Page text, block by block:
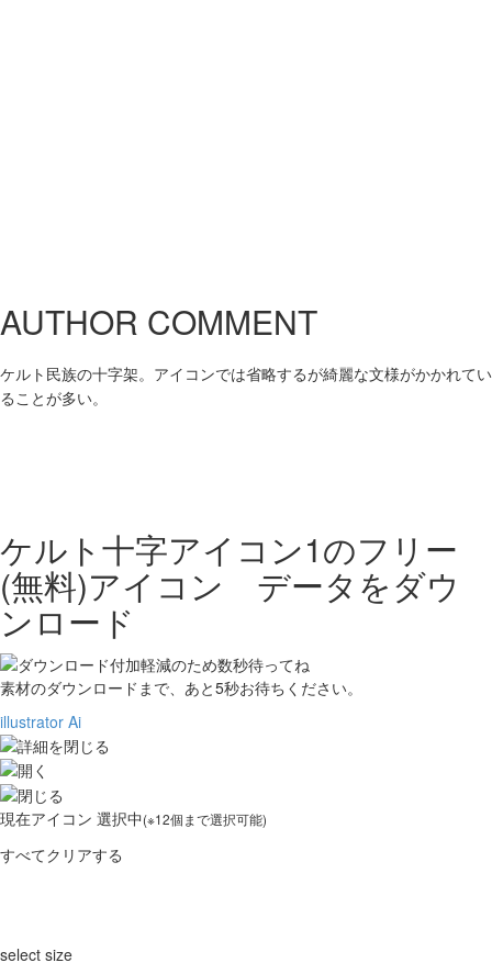
AUTHOR COMMENT
ケルト民族の十字架。アイコンでは省略するが綺麗な文様がかかれてい
ることが多い。
ケルト十字アイコン1のフリー
(無料)アイコン データをダウ
ンロード
素材のダウンロードまで、あと5秒お待ちください。
illustrator Ai
現在アイコン 選択中(※12個まで選択可能)
すべてクリアする
select size